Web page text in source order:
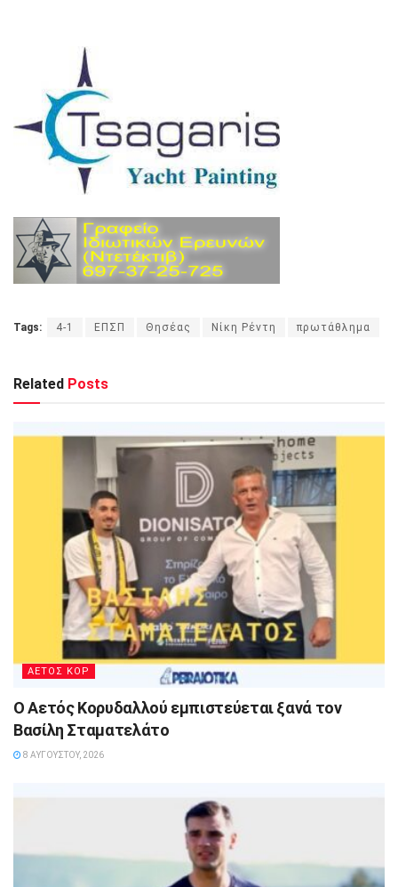
Tags: 4-1 ΕΠΣΠ Θησέας Νίκη Ρέντη πρωτάθλημα
Related Posts
ΑΕΤΟΣ ΚΟΡ
Ο Αετός Κορυδαλλού εμπιστεύεται ξανά τον
Βασίλη Σταματελάτο
8 ΑΥΓΟΎΣΤΟΥ, 2026